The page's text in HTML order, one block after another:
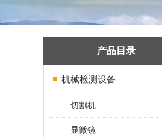
产品目录
机械检测设备
切割机
显微镜